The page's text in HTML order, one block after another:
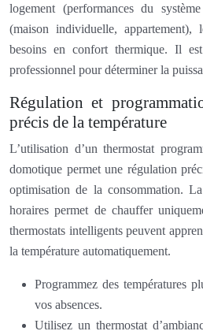
logement (performances du
(maison individuelle,
besoins en confort thermique. Il
professionnel pour déterminer la
Régulation et
précis de la température
L’utilisation d’un thermostat
domotique permet une régulation
optimisation de la consommation.
horaires permet de chauffer
thermostats intelligents peuvent
la température automatiquement.
Programmez des températures
vos absences.
Utilisez un thermostat